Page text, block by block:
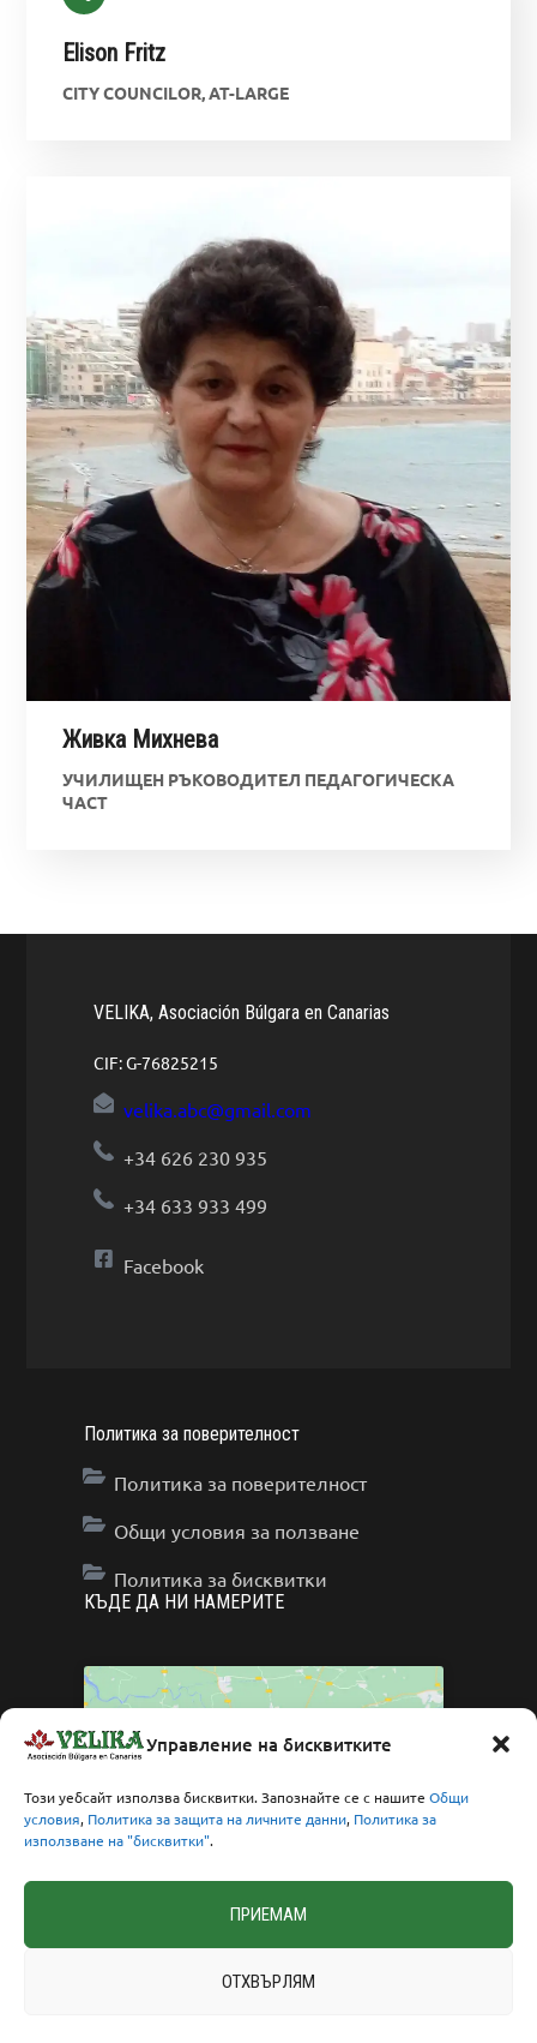
Управление на бисквитките
Този уебсайт използва бисквитки. Запознайте се с нашите Общи
условия, Политика за защита на личните данни, Политика за
използване на "бисквитки".
ПРИЕМАМ
ОТХВЪРЛЯМ
Elison Fritz
CITY COUNCILOR, AT-LARGE
Живка Михнева
УЧИЛИЩЕН РЪКОВОДИТЕЛ ПЕДАГОГИЧЕСКА
ЧАСТ
VELIKA, Asociación Búlgara en Canarias
CIF: G-76825215
velika.abc@gmail.com
+34 626 230 935
+34 633 933 499
Facebook
Политика за поверителност
Политика за поверителност
Общи условия за ползване
Политика за бисквитки
КЪДЕ ДА НИ НАМЕРИТЕ
Click to accept marketing cookies and enable
this content